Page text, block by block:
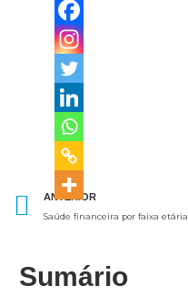
Anterior
ANTERIOR
Saúde financeira por faixa etária
Sumário